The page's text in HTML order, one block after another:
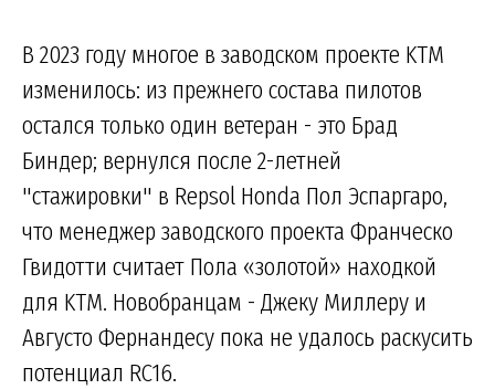
В 2023 году многое в заводском проекте KTM
изменилось: из прежнего состава пилотов
остался только один ветеран - это Брад
Биндер; вернулся после 2-летней
"стажировки" в Repsol Honda Пол Эспаргаро,
что менеджер заводского проекта Франческо
Гвидотти считает Пола «золотой» находкой
для KTM. Новобранцам - Джеку Миллеру и
Августо Фернандесу пока не удалось раскусить
потенциал RC16.